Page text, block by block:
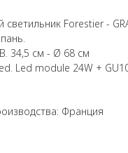
светильник Forestier -
34,5 см - Ø 68 см
Led module 24W +
Франция